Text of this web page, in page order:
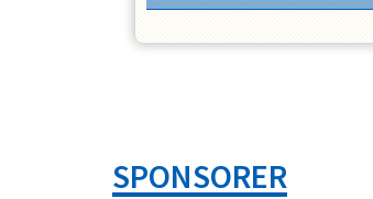
SPONSORER